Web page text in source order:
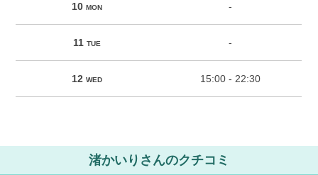
10MON -
11TUE -
12WED 15:00 - 22:30
渚かいりさんのクチコミ